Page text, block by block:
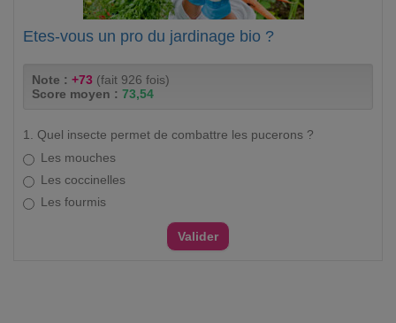
Etes-vous un pro du jardinage bio ?
Note : +73 (fait 926 fois)
Score moyen : 73,54
1. Quel insecte permet de combattre les pucerons ?
Les mouches
Les coccinelles
Les fourmis